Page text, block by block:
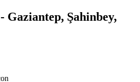
Gaziantep, Şahinbey,